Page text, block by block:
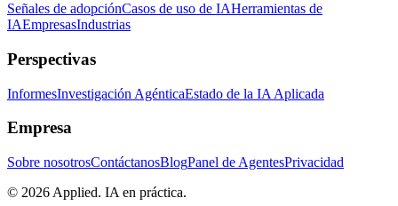
Señales de adopciónCasos de uso de IAHerramientas de
IAEmpresasIndustrias
Perspectivas
InformesInvestigación AgénticaEstado de la IA Aplicada
Empresa
Sobre nosotrosContáctanosBlogPanel de AgentesPrivacidad
© 2026 Applied. IA en práctica.